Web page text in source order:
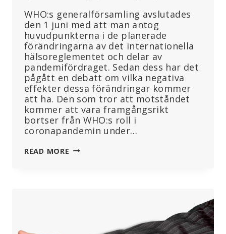
WHO:s generalförsamling avslutades
den 1 juni med att man antog
huvudpunkterna i de planerade
förändringarna av det internationella
hälsoreglementet och delar av
pandemifördraget. Sedan dess har det
pågått en debatt om vilka negativa
effekter dessa förändringar kommer
att ha. Den som tror att motståndet
kommer att vara framgångsrikt
bortser från WHO:s roll i
coronapandemin under…
READ MORE WHO-